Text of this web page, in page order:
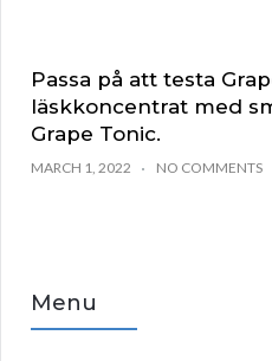
Passa på att testa
läskkoncentrat med
Grape Tonic.
MARCH 1, 2022 NO COMMENTS
Menu